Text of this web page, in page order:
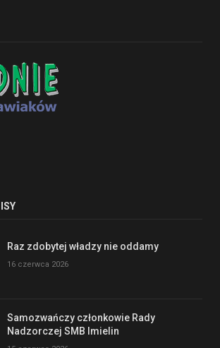
Raz zdobytej władzy nie oddamy
16 czerwca 2026
Samozwańczy członkowie Rady
Nadzorczej SMB Imielin